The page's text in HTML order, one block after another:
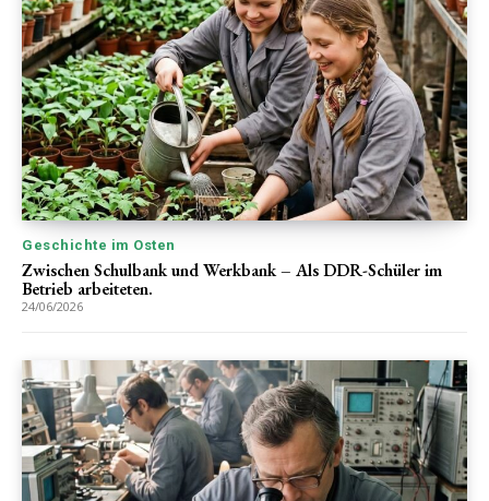
Geschichte im Osten
Zwischen Schulbank und Werkbank – Als DDR-Schüler im
Betrieb arbeiteten.
24/06/2026